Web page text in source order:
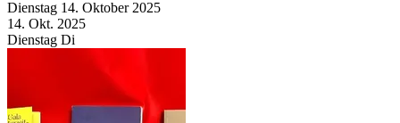
Dienstag 14. Oktober 2025
14. Okt. 2025
Dienstag Di